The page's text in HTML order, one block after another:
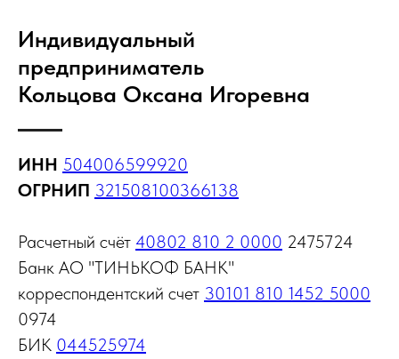
Индивидуальный
предприниматель
Кольцова Оксана Игоревна
ИНН 504006599920
ОГРНИП 321508100366138
Расчетный счёт 40802 810 2 0000 2475724
Банк АО "ТИНЬКОФ БАНК"
корреспондентский счет 30101 810 1452 5000
0974
БИК 044525974